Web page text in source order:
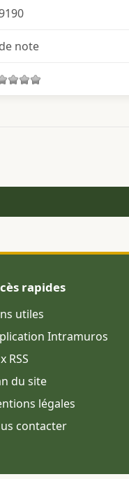
note
rapides
utiles
Intramuros
RSS
du site
légales
contacter